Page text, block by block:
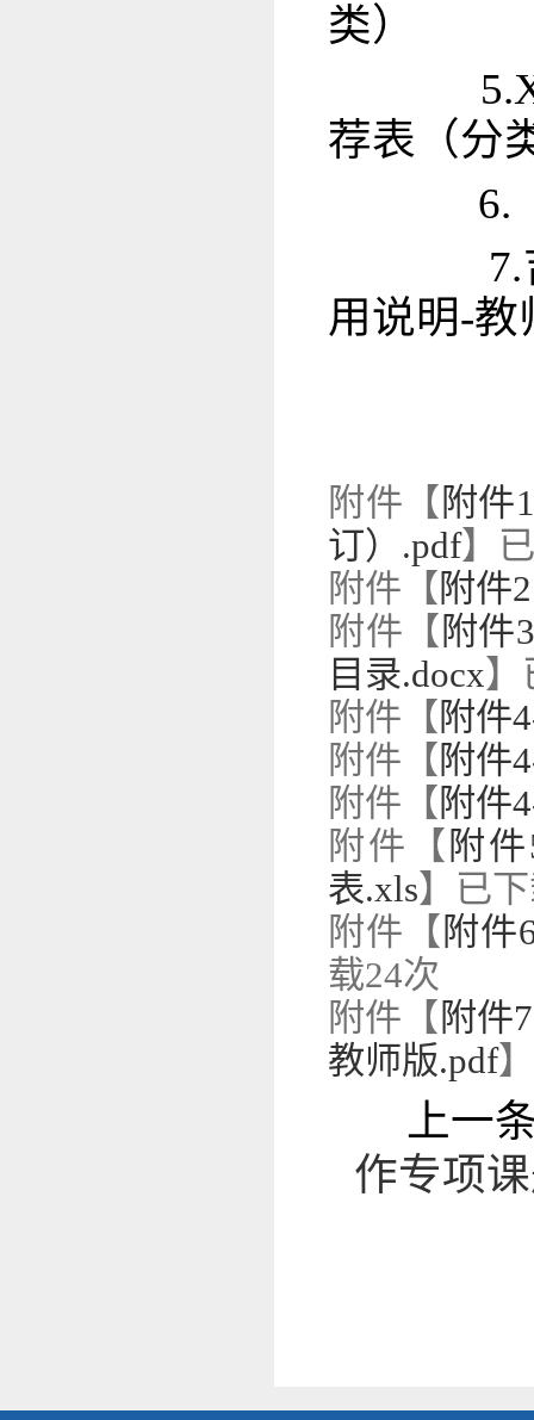
类）
5.XX
荐表（分
6.《
7.吉
用说明-教
附件【 附件
订）.pdf】
附件【 附件
附件【 附件
目录.docx】
附件【 附件
附件【 附件
附件【 附件
附件【 附
表.xls】已
附件【 附件
载24次
附件【 附件
教师版.pdf
上一
作专项